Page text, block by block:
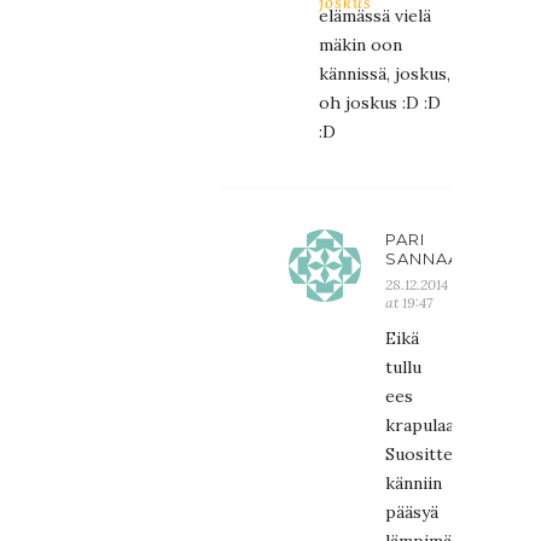
elämässä vielä
mäkin oon
kännissä, joskus,
oh joskus :D :D
:D
PARI
SANNAA
28.12.2014
at 19:47
Eikä
tullu
ees
krapulaa!
Suosittelen
känniin
pääsyä